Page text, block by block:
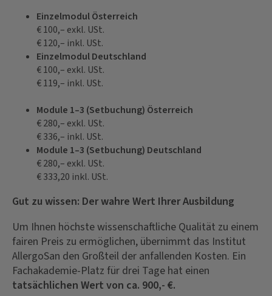
Einzelmodul Österreich
€ 100,– exkl. USt.
€ 120,– inkl. USt.
Einzelmodul Deutschland
€ 100,– exkl. USt.
€ 119,– inkl. USt.
Module 1–3 (Setbuchung) Österreich
€ 280,– exkl. USt.
€ 336,– inkl. USt.
Module 1–3 (Setbuchung) Deutschland
€ 280,– exkl. USt.
€ 333,20 inkl. USt.
Gut zu wissen: Der wahre Wert Ihrer Ausbildung
Um Ihnen höchste wissenschaftliche Qualität zu einem
fairen Preis zu ermöglichen, übernimmt das Institut
AllergoSan den Großteil der anfallenden Kosten. Ein
Fachakademie-Platz für drei Tage hat einen
tatsächlichen Wert von ca. 900,- €.